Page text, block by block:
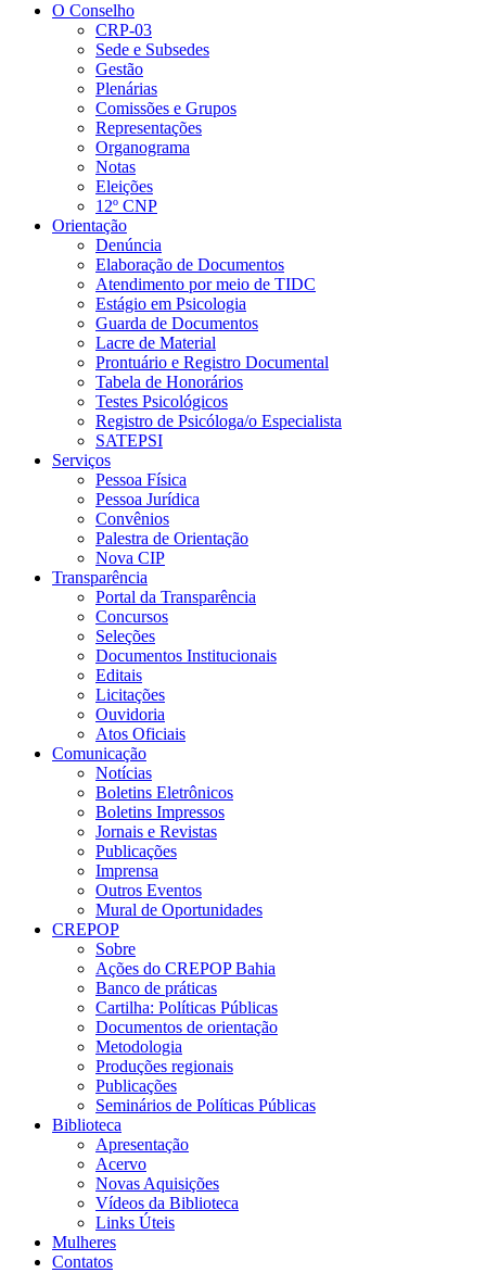
O Conselho
CRP-03
Sede e Subsedes
Gestão
Plenárias
Comissões e Grupos
Representações
Organograma
Notas
Eleições
12º CNP
Orientação
Denúncia
Elaboração de Documentos
Atendimento por meio de TIDC
Estágio em Psicologia
Guarda de Documentos
Lacre de Material
Prontuário e Registro Documental
Tabela de Honorários
Testes Psicológicos
Registro de Psicóloga/o Especialista
SATEPSI
Serviços
Pessoa Física
Pessoa Jurídica
Convênios
Palestra de Orientação
Nova CIP
Transparência
Portal da Transparência
Concursos
Seleções
Documentos Institucionais
Editais
Licitações
Ouvidoria
Atos Oficiais
Comunicação
Notícias
Boletins Eletrônicos
Boletins Impressos
Jornais e Revistas
Publicações
Imprensa
Outros Eventos
Mural de Oportunidades
CREPOP
Sobre
Ações do CREPOP Bahia
Banco de práticas
Cartilha: Políticas Públicas
Documentos de orientação
Metodologia
Produções regionais
Publicações
Seminários de Políticas Públicas
Biblioteca
Apresentação
Acervo
Novas Aquisições
Vídeos da Biblioteca
Links Úteis
Mulheres
Contatos